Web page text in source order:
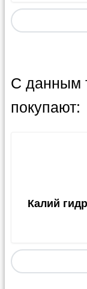
С данным
покупают:
Калий